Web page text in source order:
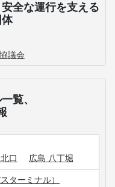
全な運行を支える
議会
覧、
口
広島 八丁堀
ターミナル）